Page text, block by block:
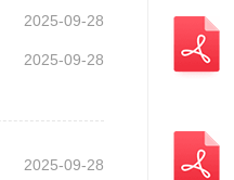
2025-09-28
2025-09-28
2025-09-28